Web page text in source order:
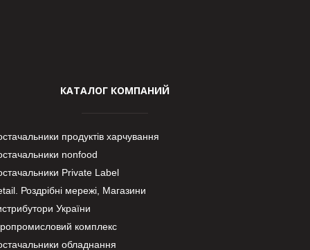
КАТАЛОГ КОМПАНИЙ
продуктів харчування
nonfood
Private Label
Роздрібні мережі, Магазини
України
комплекс
обладнання